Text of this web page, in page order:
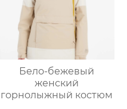
Бело-бежевый
женский
горнолыжный костюм